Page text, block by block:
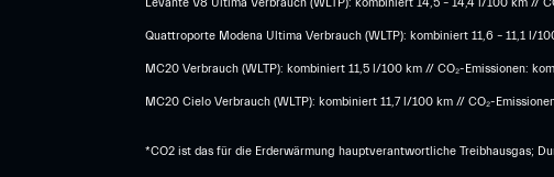
Quattroporte Modena Ultima Verbrauch (WLTP): kombiniert 11,6 – 11,1 l/
MC20 Verbrauch (WLTP): kombiniert 11,5 l/100 km // CO₂-Emissionen:
MC20 Cielo Verbrauch (WLTP): kombiniert 11,7 l/100 km // CO₂-
*CO2 ist das für die Erderwärmung hauptverantwortliche Treibhausgas;